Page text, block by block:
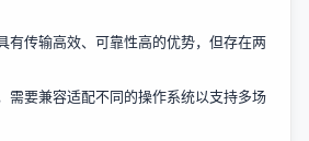
有传输高效、可靠性高的优势，但存在两
需要兼容适配不同的操作系统以支持多场